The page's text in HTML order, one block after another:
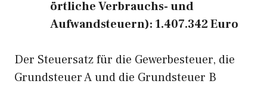
örtliche Verbrauchs- und
Aufwandsteuern): 1.407.342 Euro
Der Steuersatz für die Gewerbesteuer, die
Grundsteuer A und die Grundsteuer B